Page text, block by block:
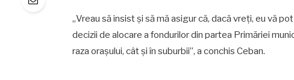
„Vreau să insist și să mă asigur că, dacă vreți, eu vă
decizii de alocare a fondurilor din partea Primăriei
raza orașului, cât și în suburbii”, a conchis Ceban.